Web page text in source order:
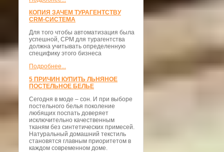
КОПИЯ ЗАЧЕМ ТУРАГЕНТСТВУ
CRM-СИСТЕМА
Для того чтобы автоматизация была
успешной, СРМ для турагентства
должна учитывать определенную
специфику этого бизнеса
Подробнее...
5 ПРИЧИН КУПИТЬ ЛЬНЯНОЕ
ПОСТЕЛЬНОЕ БЕЛЬЕ
Сегодня в моде – сон. И при выборе
постельного белья поколение
любящих поспать доверяет
исключительно качественным
тканям без синтетических примесей.
Натуральный домашний текстиль
становятся главным приоритетом в
каждом современном доме.